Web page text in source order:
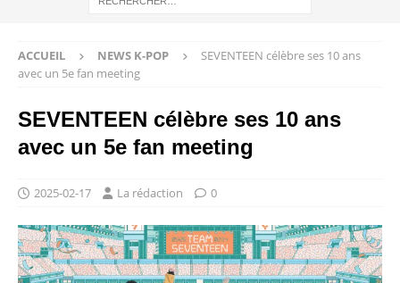
ACCUEIL NEWS K-POP
SEVENTEEN célèbre ses 10 ans
avec un 5e fan meeting
SEVENTEEN célèbre ses 10 ans
avec un 5e fan meeting
2025-02-17 La rédaction 0